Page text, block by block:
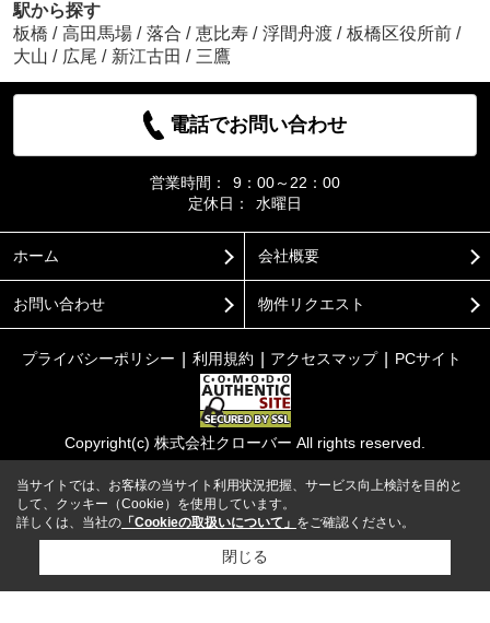
駅から探す
板橋 / 高田馬場 / 落合 / 恵比寿 / 浮間舟渡 / 板橋区役所前 /
大山 / 広尾 / 新江古田 / 三鷹
電話でお問い合わせ
営業時間：
9：00～22：00
定休日：
水曜日
ホーム 会社概要
お問い合わせ 物件リクエスト
プライバシーポリシー 利用規約 アクセスマップ PCサイト
Copyright(c) 株式会社クローバー All rights reserved.
当サイトでは、お客様の当サイト利用状況把握、サービス向上検討を目的と
して、クッキー（Cookie）を使用しています。
詳しくは、当社の 「Cookieの取扱いについて」 をご確認ください。
閉じる